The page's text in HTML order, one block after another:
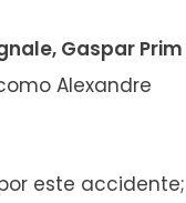
Gaspar Prim
Alexandre
este accidente;